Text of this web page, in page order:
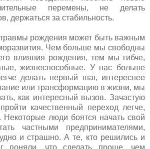
перемены, не делать
держаться за стабильность.
рождения может быть важным
Чем больше мы свободны
влияния рождения, тем мы гибче,
жизнеспособные. У нас больше
делать первый шаг, интереснее
или трансформацию в жизни, мы
как интересный вызов. Зачастую
качественный переход легче,
люди боятся начать свой
частными предпринимателями,
и страшно. А те, кто решились и
поняли, что сделать проще, чем